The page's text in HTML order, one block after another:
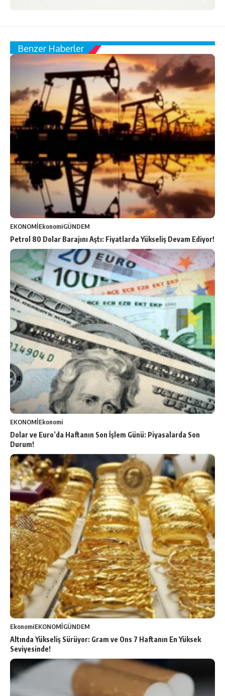
Benzer Haberler
EKONOMİEkonomiGÜNDEM
Petrol 80 Dolar Barajını Aştı: Fiyatlarda Yükseliş Devam Ediyor!
EKONOMİEkonomi
Dolar ve Euro’da Haftanın Son İşlem Günü: Piyasalarda Son
Durum!
EkonomiEKONOMİGÜNDEM
Altında Yükseliş Sürüyor: Gram ve Ons 7 Haftanın En Yüksek
Seviyesinde!